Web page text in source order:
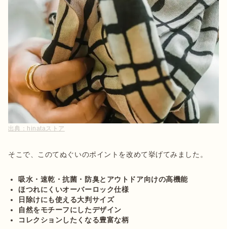
出典： hinataストア
そこで、このてぬぐいのポイントを改めて挙げてみました。
吸水・速乾・抗菌・防臭とアウトドア向けの高機能
ほつれにくいオーバーロック仕様
日除けにも使える大判サイズ
自然をモチーフにしたデザイン
コレクションしたくなる豊富な柄